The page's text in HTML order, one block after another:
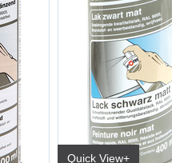
Quick View+